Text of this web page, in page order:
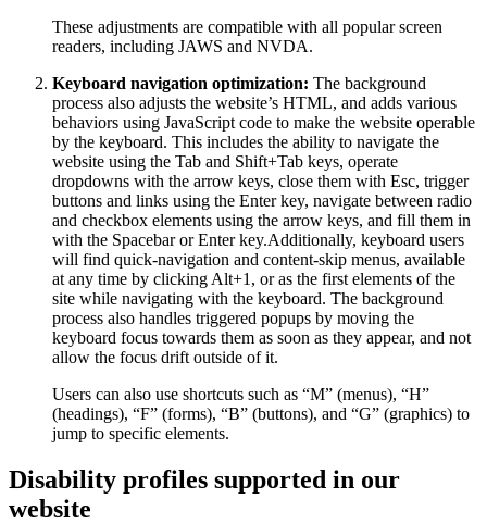
These adjustments are compatible with all popular screen
readers, including JAWS and NVDA.
Keyboard navigation optimization: The background
process also adjusts the website’s HTML, and adds various
behaviors using JavaScript code to make the website operable
by the keyboard. This includes the ability to navigate the
website using the Tab and Shift+Tab keys, operate
dropdowns with the arrow keys, close them with Esc, trigger
buttons and links using the Enter key, navigate between radio
and checkbox elements using the arrow keys, and fill them in
with the Spacebar or Enter key.Additionally, keyboard users
will find quick-navigation and content-skip menus, available
at any time by clicking Alt+1, or as the first elements of the
site while navigating with the keyboard. The background
process also handles triggered popups by moving the
keyboard focus towards them as soon as they appear, and not
allow the focus drift outside of it.
Users can also use shortcuts such as “M” (menus), “H”
(headings), “F” (forms), “B” (buttons), and “G” (graphics) to
jump to specific elements.
Disability profiles supported in our
website